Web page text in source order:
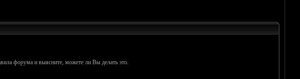
форума и выясните, можете ли Вы делать это.